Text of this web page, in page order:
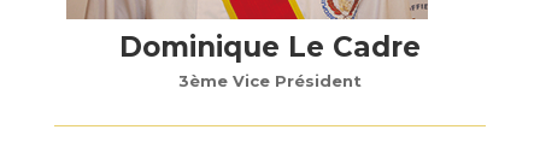
Dominique Le Cadre
3ème Vice Président